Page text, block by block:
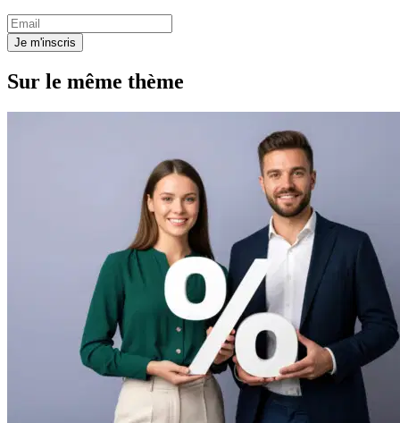
Je m'inscris
Sur le même thème